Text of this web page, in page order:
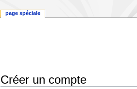
Créer un compte
page spéciale